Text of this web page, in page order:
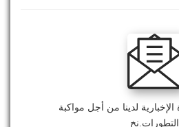
لدينا من أجل مواكبة
التطورات.نخ